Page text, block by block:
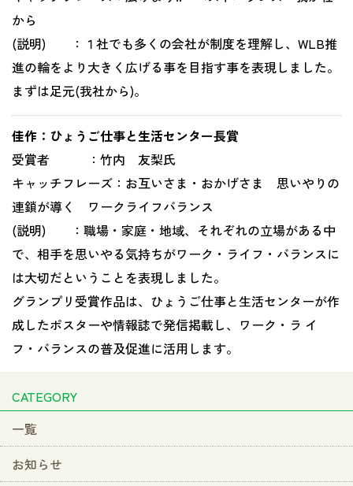
から
(説明) ：１社でも多くの会社が制度を理解し、WLB推
進の輪をより大きく広げる事を目指す事を表現しました。
まずは足元(我社から)。
佳作：ひょうご仕事と生活センター長賞
受賞者 ：竹内 友梨氏
キャッチフレーズ：お互いさま・おかげさま 思いやりの
連鎖が導く ワークライフバランス
(説明) ：職場・家庭・地域、それぞれの立場がある中
で、相手を思いやる気持ちがワーク・ライフ・バランスに
は大切だということを表現しました。
グランプリ受賞作品は、ひょうご仕事と生活センターが作
成したポスターや情報誌で発信掲載し、ワーク・ラ イ
フ・バランスの普及促進に活用します。
CATEGORY
一覧
お知らせ